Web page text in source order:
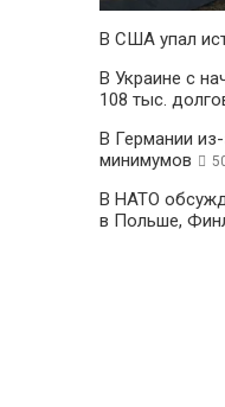
В США упал
В Украине с
108 тыс.
В Германии
минимумов
В НАТО
в Польше,